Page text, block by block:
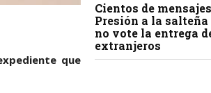
que
Cientos de
Presión a la
no vote la entrega
extranjeros